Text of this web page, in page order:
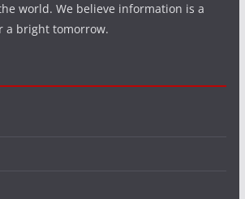
world. We believe information is a
a bright tomorrow.